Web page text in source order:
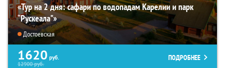
«Тур на 2 дня: сафари по водопадам Карелии и парк
“Рускеала"»
Достоевская
1620 руб.
12900руб.
ПОДРОБНЕЕ